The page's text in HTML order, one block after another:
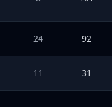
24 92
11 31